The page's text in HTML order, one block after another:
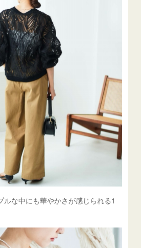
ルな中にも華やかさが感じられる1